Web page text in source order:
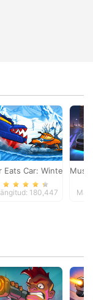
Eats Car: Winter
180,447